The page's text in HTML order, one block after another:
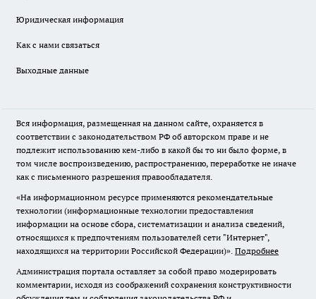
Юридическая информация
Как с нами связаться
Выходные данные
Вся информация, размещенная на данном сайте, охраняется в
соответствии с законодательством РФ об авторском праве и не
подлежит использованию кем-либо в какой бы то ни было форме, в
том числе воспроизведению, распространению, переработке не иначе
как с письменного разрешения правообладателя.
«На информационном ресурсе применяются рекомендательные
технологии (информационные технологии предоставления
информации на основе сбора, систематизации и анализа сведений,
относящихся к предпочтениям пользователей сети "Интернет",
находящихся на территории Российской Федерации)». Подробнее
Администрация портала оставляет за собой право модерировать
комментарии, исходя из соображений сохранения конструктивности